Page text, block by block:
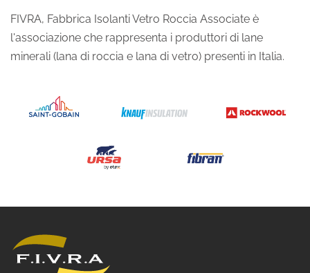
FIVRA, Fabbrica Isolanti Vetro Roccia Associate è
l'associazione che rappresenta i produttori di lane
minerali (lana di roccia e lana di vetro) presenti in Italia.